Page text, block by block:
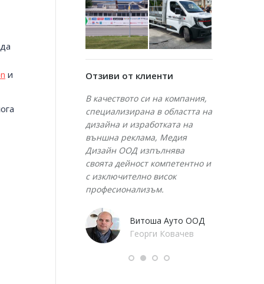
и
Отзиви от клиенти
за
подход,
на нашите
отношение,
и
което изградихме
партньори през
продължаваме
на рекламна
и поставянето
В качеството си на компания,
специализирана в областта на
дизайна и изработката на
външна реклама, Медия
Дизайн ООД изпълнява
своята дейност компетентно и
с изключително висок
професионализъм.
Витоша Ауто ООД
Георги Ковачев